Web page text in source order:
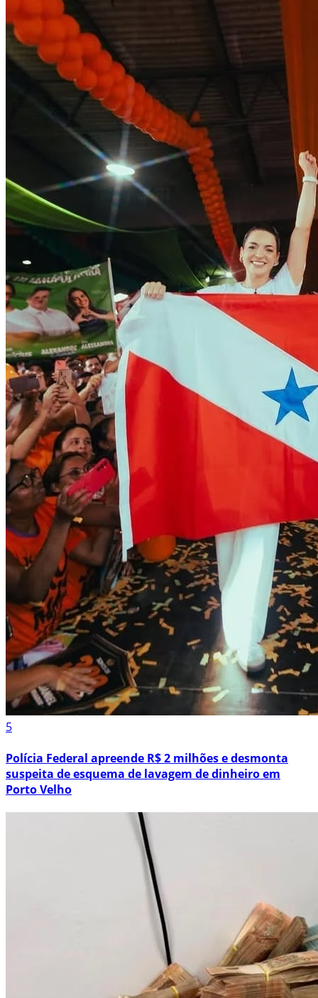
5
Polícia Federal apreende R$ 2 milhões e desmonta
suspeita de esquema de lavagem de dinheiro em
Porto Velho